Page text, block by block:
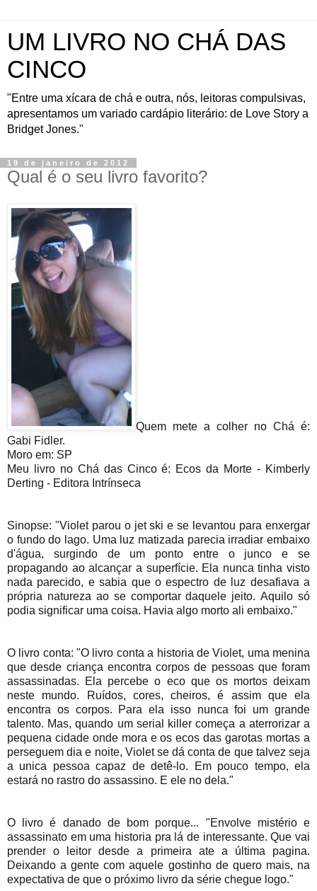
UM LIVRO NO CHÁ DAS
CINCO
"Entre uma xícara de chá e outra, nós, leitoras compulsivas,
apresentamos um variado cardápio literário: de Love Story a
Bridget Jones."
19 de janeiro de 2012
Qual é o seu livro favorito?
Quem mete a colher no Chá é:
Gabi Fidler.
Moro em: SP
Meu livro no Chá das Cinco é: Ecos da Morte - Kimberly
Derting - Editora Intrínseca
Sinopse: "Violet parou o jet ski e se levantou para enxergar
o fundo do lago. Uma luz matizada parecia irradiar embaixo
d'água, surgindo de um ponto entre o junco e se
propagando ao alcançar a superfície. Ela nunca tinha visto
nada parecido, e sabia que o espectro de luz desafiava a
própria natureza ao se comportar daquele jeito. Aquilo só
podia significar uma coisa. Havia algo morto ali embaixo."
O livro conta: "O livro conta a historia de Violet, uma menina
que desde criança encontra corpos de pessoas que foram
assassinadas. Ela percebe o eco que os mortos deixam
neste mundo. Ruídos, cores, cheiros, é assim que ela
encontra os corpos. Para ela isso nunca foi um grande
talento. Mas, quando um serial killer começa a aterrorizar a
pequena cidade onde mora e os ecos das garotas mortas a
perseguem dia e noite, Violet se dá conta de que talvez seja
a unica pessoa capaz de detê-lo. Em pouco tempo, ela
estará no rastro do assassino. E ele no dela."
O livro é danado de bom porque... "Envolve mistério e
assassinato em uma historia pra lá de interessante. Que vai
prender o leitor desde a primeira ate a última pagina.
Deixando a gente com aquele gostinho de quero mais, na
expectativa de que o próximo livro da série chegue logo."